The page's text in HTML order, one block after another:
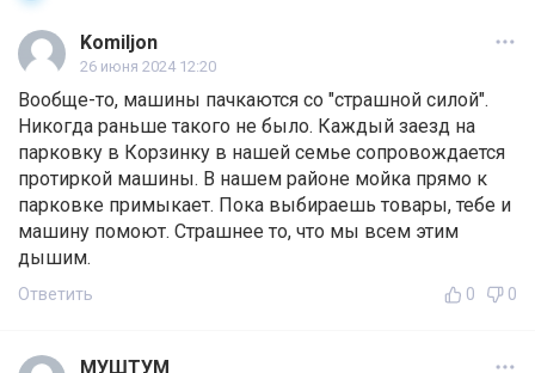
Komiljon
26 июня 2024 12:20
Вообще-то, машины пачкаются со "страшной силой".
Никогда раньше такого не было. Каждый заезд на
парковку в Корзинку в нашей семье сопровождается
протиркой машины. В нашем районе мойка прямо к
парковке примыкает. Пока выбираешь товары, тебе и
машину помоют. Страшнее то, что мы всем этим
дышим.
Ответить 0 0
МУШТУМ